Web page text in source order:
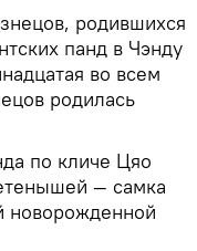
родившихся
панд в Чэнду
во всем
родилась
по кличе Цяо
— самка
новорожденной